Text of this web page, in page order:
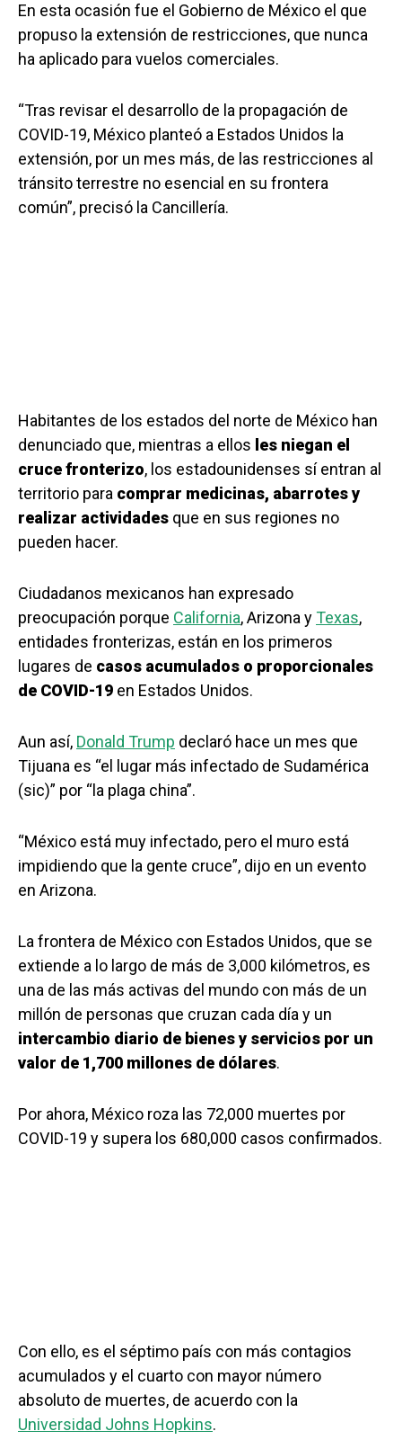
En esta ocasión fue el Gobierno de México el que
propuso la extensión de restricciones, que nunca
ha aplicado para vuelos comerciales.
“Tras revisar el desarrollo de la propagación de
COVID-19, México planteó a Estados Unidos la
extensión, por un mes más, de las restricciones al
tránsito terrestre no esencial en su frontera
común”, precisó la Cancillería.
Habitantes de los estados del norte de México han
denunciado que, mientras a ellos les niegan el
cruce fronterizo, los estadounidenses sí entran al
territorio para comprar medicinas, abarrotes y
realizar actividades que en sus regiones no
pueden hacer.
Ciudadanos mexicanos han expresado
preocupación porque California, Arizona yTexas,
entidades fronterizas, están en los primeros
lugares de casos acumulados o proporcionales
de COVID-19 en Estados Unidos.
Aun así, Donald Trump declaró hace un mes que
Tijuana es “el lugar más infectado de Sudamérica
(sic)” por “la plaga china”.
“México está muy infectado, pero el muro está
impidiendo que la gente cruce”, dijo en un evento
en Arizona.
La frontera de México con Estados Unidos, que se
extiende a lo largo de más de 3,000 kilómetros, es
una de las más activas del mundo con más de un
millón de personas que cruzan cada día y un
intercambio diario de bienes y servicios por un
valor de 1,700 millones de dólares.
Por ahora, México roza las 72,000 muertes por
COVID-19 y supera los 680,000 casos confirmados.
Con ello, es el séptimo país con más contagios
acumulados y el cuarto con mayor número
absoluto de muertes, de acuerdo con la
Universidad Johns Hopkins.